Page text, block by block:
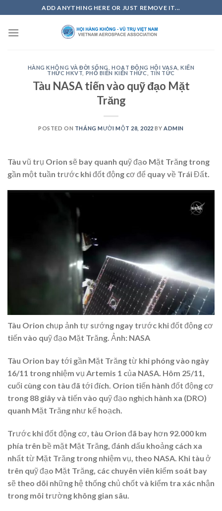
to
content
ADD ANYTHING HERE OR JUST REMOVE IT...
HÀNG KHÔNG VÀ ĐỜI SỐNG HOẠT ĐỘNG HỘI VASA ,KIẾN
THỨC HKVT PHỔ BIẾN KIẾN THỨC TIN TỨC
Tàu NASA tiến vào quỹ đạo Mặt
Trăng
POSTED ON THÁNG MƯỜI MỘT 28, 2022 BY ADMIN
Tàu vũ trụ Orion sẽ bay quanh quỹ đạo Mặt Trăng trong
gần một tuần trước khi đốt động cơ để quay về Trái Đất.
Tàu Orion chụp ảnh tự sướng ngay trước khi đốt động cơ
tiến vào quỹ đạo Mặt Trăng. Ảnh: NASA
Tàu Orion bay tới gần Mặt Trăng từ khi phóng vào ngày
16/11 trong nhiệm vụ Artemis 1 của NASA. Hôm 25/11,
cuối cùng con tàu đã tới đích. Orion tiến hành đốt động cơ
trong 88 giây và tiến vào quỹ đạo nghịch hành xa (DRO)
quanh Mặt Trăng như kế hoạch.
Trước khi đốt động cơ, tàu Orion đã bay hơn 92.000 km
phía trên bề mặt Mặt Trăng, đánh dấu khoảng cách xa
nhất từ Mặt Trăng trong nhiệm vụ, theo NASA. Khi tàu ở
trên quỹ đạo Mặt Trăng, các chuyên viên kiểm soát bay
sẽ theo dõi những hệ thống chủ chốt và kiểm tra xác nhận
trong môi trường không gian sâu.